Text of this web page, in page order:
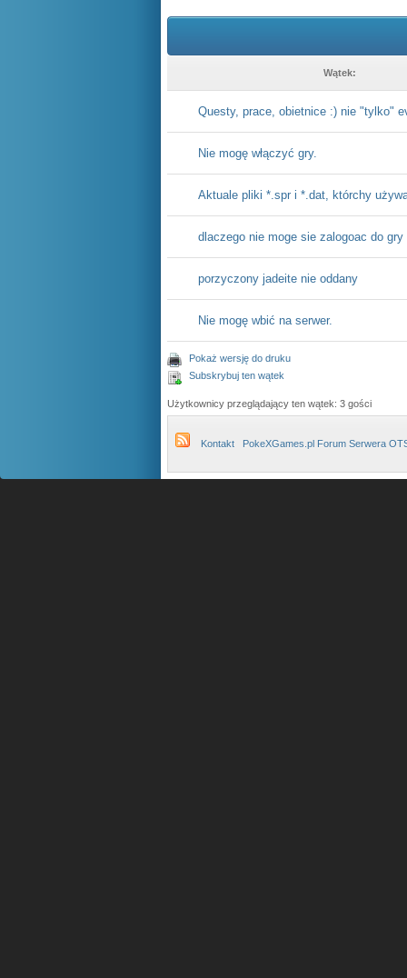
Wątek:
Questy, prace, obietnice :) nie "tylko"
Nie mogę włączyć gry.
Aktuale pliki *.spr i *.dat, którchy
dlaczego nie moge sie zalogoac do gry
porzyczony jadeite nie oddany
Nie mogę wbić na serwer.
Pokaż wersję do druku
Subskrybuj ten wątek
Użytkownicy przeglądający ten wątek: 3 gości
Kontakt PokeXGames.pl Forum Serwera